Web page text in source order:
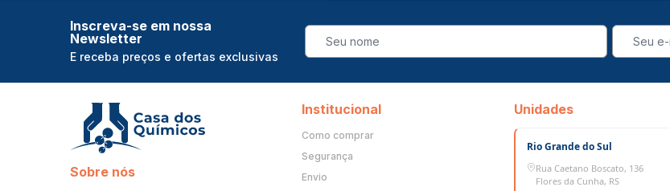
Inscreva-se em nossa
Newsletter
E receba preços e ofertas exclusivas
Sobre nós
Institucional
Como comprar
Segurança
Envio
Unidades
Rio Grande do Sul
Rua Caetano Boscato, 136
Flores da Cunha, RS